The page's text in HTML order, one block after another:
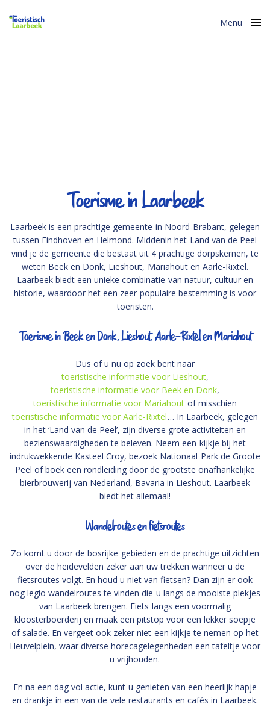
Menu
Toerisme in Laarbeek
Laarbeek is een prachtige gemeente in Noord-Brabant, gelegen
tussen Eindhoven en Helmond. Middenin het Land van de Peel
vind je de gemeente die bestaat uit 4 prachtige dorpskernen, te
weten Beek en Donk, Lieshout, Mariahout en Aarle-Rixtel.
Laarbeek biedt een unieke combinatie van natuur, cultuur en
historie, waardoor het een zeer populaire bestemming is voor
toeristen.
Toerisme in Beek en Donk, Lieshout, Aarle-Rixtel en Mariahout
Dus of u nu op zoek bent naar
toeristische informatie voor Lieshout,
toeristische informatie voor Beek en Donk,
toeristische informatie voor Mariahout of misschien
toeristische informatie voor Aarle-Rixtel… In Laarbeek, gelegen
in het ‘Land van de Peel’, zijn diverse grote activiteiten en
bezienswaardigheden te beleven. Neem een kijkje bij het
indrukwekkende Kasteel Croy, bezoek Nationaal Park de Groote
Peel of boek een rondleiding door de grootste onafhankelijke
bierbrouwerij van Nederland, Bavaria in Lieshout. Laarbeek
biedt het allemaal!
Wandelroutes en fietsroutes
Zo komt u door de bosrijke gebieden en de prachtige uitzichten
over de heidevelden zeker aan uw trekken wanneer u de
fietsroutes volgt. En houd u niet van fietsen? Dan zijn er ook
nog legio wandelroutes te vinden die u langs de mooiste plekjes
van Laarbeek brengen. Fiets langs een voormalig
kloosterboerderij en maak een pitstop voor een lekker soepje
of salade. En vergeet ook zeker niet een kijkje te nemen op het
Heuvelplein, waar diverse horecagelegenheden een tafeltje voor
u vrijhouden.
En na een dag vol actie, kunt u genieten van een heerlijk hapje
en drankje in een van de vele restaurants en cafés in Laarbeek.